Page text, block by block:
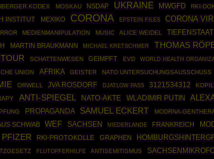
KODEX MOSKAU NSDAP UKRAINE MWGFD RKI-
INSTITUT MEXIKO CORONA EPSTEIN FILES CORONA
MEDIENMANIPULATION MUSIC ALICE WEIDEL TIEFENSTAAT
MARTIN BRAUKMANN MICHAEL KRETSCHMER THOMAS
SCHATTENWESEN GEIMPFT EVD WORLD HEALTH
UNION AFRIKA GEISTER NATO UNTERSUCHUNGSAUSSCHUSS
ORWELL JVA ROSDORF DJATLOW PASS 3121534312
ANTI-SPIEGEL NATO-AKTE WLADIMIR PUTIN
PROPAGANDA SAMUEL ECKERT MODRNA-
SCHWAB WEF SACHSEN NIEDERLANDE FRANKREICH
PFIZER RKI-PROTOKOLLE GRAPHEN
FLUTOPFERHILFE ANTISEMITISMUS